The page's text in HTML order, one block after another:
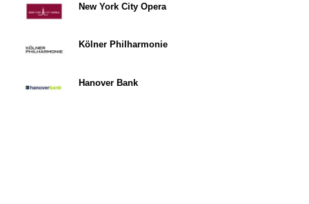
New York City Opera
Kölner Philharmonie
Hanover Bank